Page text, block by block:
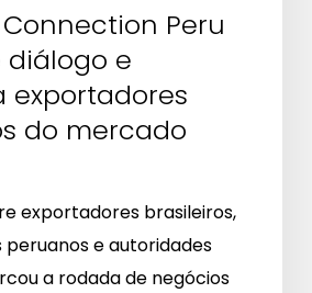
Peru
e
exportadores
do mercado
exportadores brasileiros,
e autoridades
a rodada de negócios